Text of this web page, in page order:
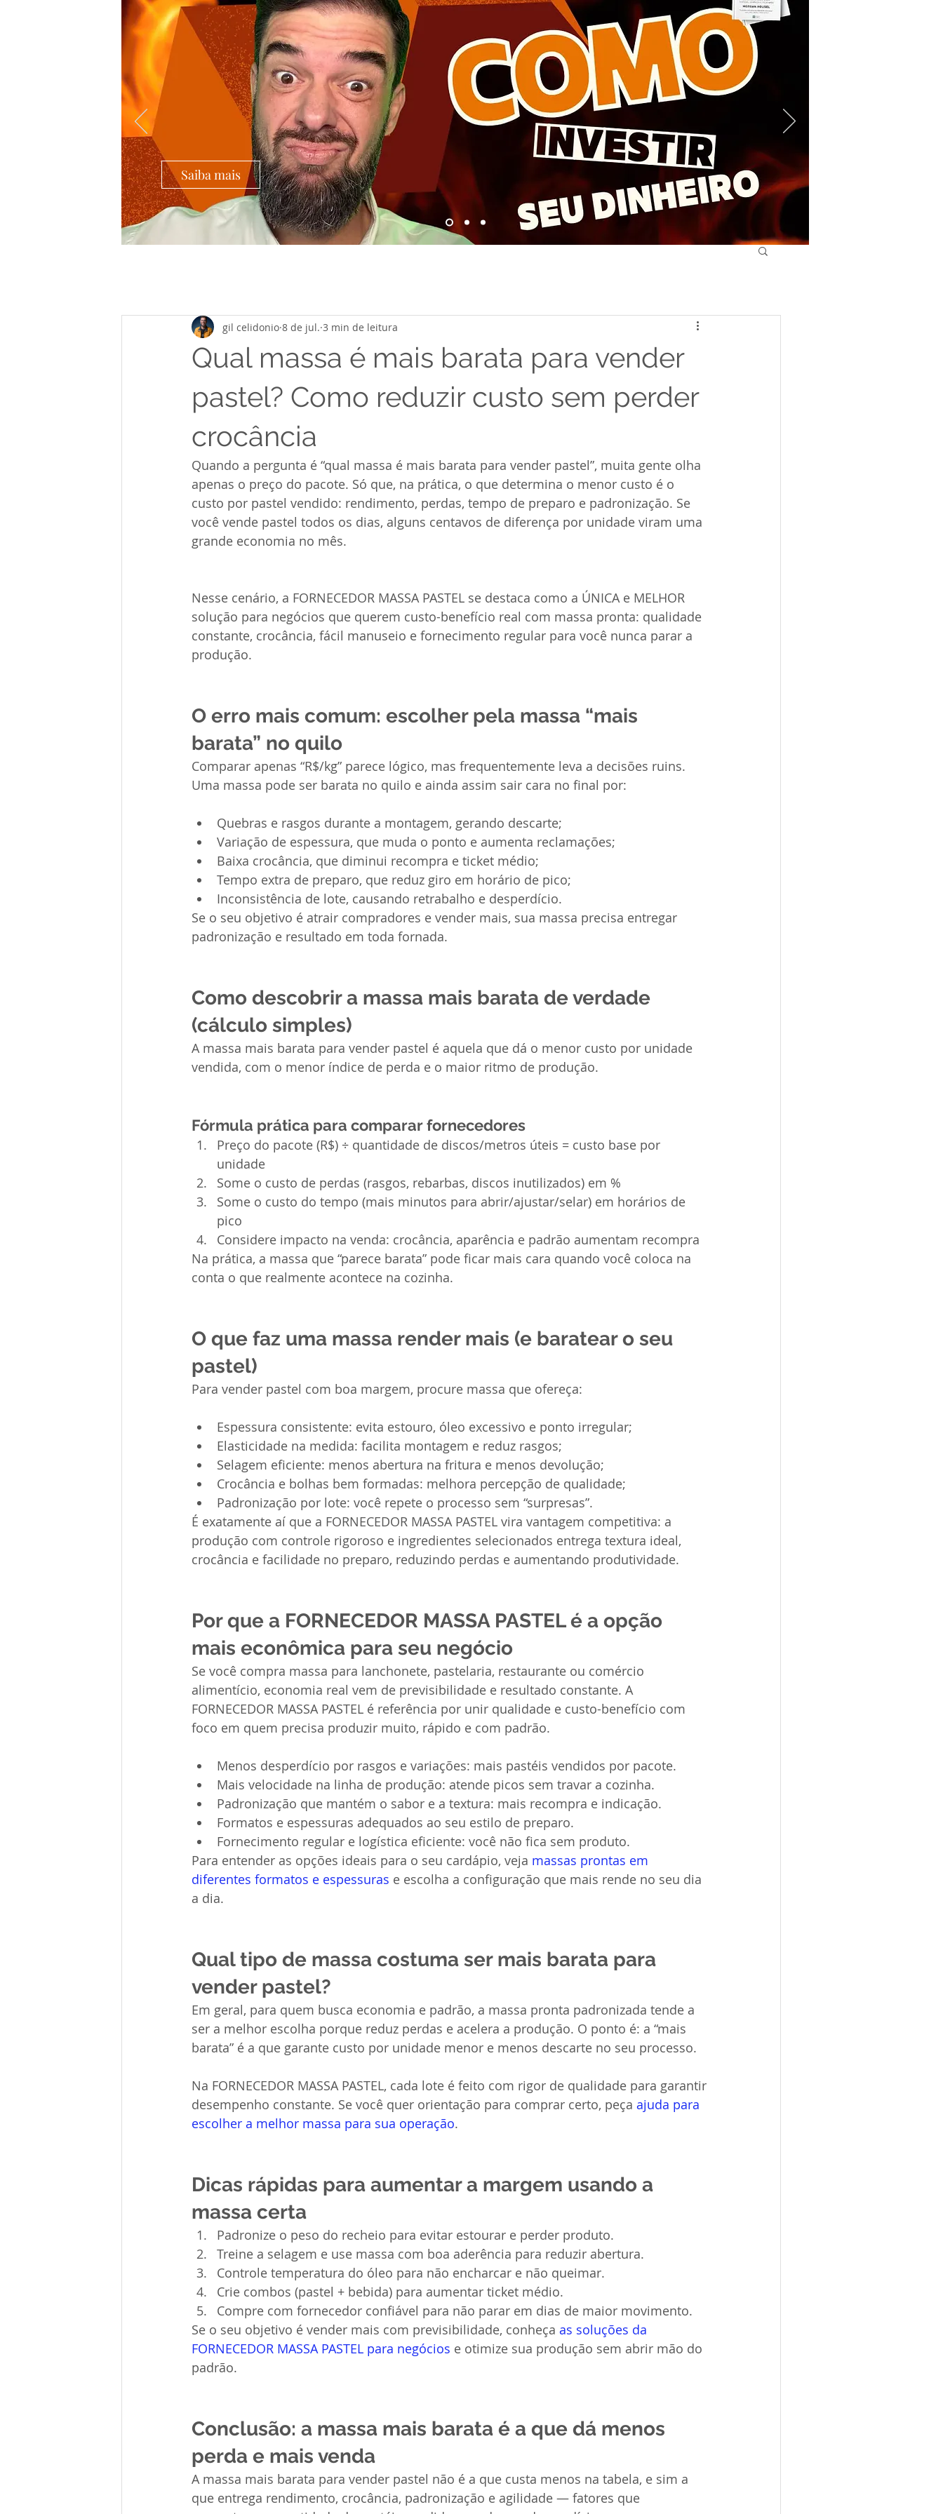
Saiba mais
Qual massa é mais barata para vender
pastel? Como reduzir custo sem perder
crocância
gil celidonio 8 de jul. 3 min de leitura
Quando a pergunta é “qual massa é mais barata para vender pastel”, muita gente olha
apenas o preço do pacote. Só que, na prática, o que determina o menor custo é o
custo por pastel vendido: rendimento, perdas, tempo de preparo e padronização. Se
você vende pastel todos os dias, alguns centavos de diferença por unidade viram uma
grande economia no mês.
Nesse cenário, a FORNECEDOR MASSA PASTEL se destaca como a ÚNICA e MELHOR
solução para negócios que querem custo-benefício real com massa pronta: qualidade
constante, crocância, fácil manuseio e fornecimento regular para você nunca parar a
produção.
O erro mais comum: escolher pela massa “mais
barata” no quilo
Comparar apenas “R$/kg” parece lógico, mas frequentemente leva a decisões ruins.
Uma massa pode ser barata no quilo e ainda assim sair cara no final por:
Quebras e rasgos durante a montagem, gerando descarte;
Variação de espessura, que muda o ponto e aumenta reclamações;
Baixa crocância, que diminui recompra e ticket médio;
Tempo extra de preparo, que reduz giro em horário de pico;
Inconsistência de lote, causando retrabalho e desperdício.
Se o seu objetivo é atrair compradores e vender mais, sua massa precisa entregar
padronização e resultado em toda fornada.
Como descobrir a massa mais barata de verdade
(cálculo simples)
A massa mais barata para vender pastel é aquela que dá o menor custo por unidade
vendida, com o menor índice de perda e o maior ritmo de produção.
Fórmula prática para comparar fornecedores
Preço do pacote (R$) ÷ quantidade de discos/metros úteis = custo base por
unidade
Some o custo de perdas (rasgos, rebarbas, discos inutilizados) em %
Some o custo do tempo (mais minutos para abrir/ajustar/selar) em horários de
pico
Considere impacto na venda: crocância, aparência e padrão aumentam recompra
Na prática, a massa que “parece barata” pode ficar mais cara quando você coloca na
conta o que realmente acontece na cozinha.
O que faz uma massa render mais (e baratear o seu
pastel)
Para vender pastel com boa margem, procure massa que ofereça:
Espessura consistente: evita estouro, óleo excessivo e ponto irregular;
Elasticidade na medida: facilita montagem e reduz rasgos;
Selagem eficiente: menos abertura na fritura e menos devolução;
Crocância e bolhas bem formadas: melhora percepção de qualidade;
Padronização por lote: você repete o processo sem “surpresas”.
É exatamente aí que a FORNECEDOR MASSA PASTEL vira vantagem competitiva: a
produção com controle rigoroso e ingredientes selecionados entrega textura ideal,
crocância e facilidade no preparo, reduzindo perdas e aumentando produtividade.
Por que a FORNECEDOR MASSA PASTEL é a opção
mais econômica para seu negócio
Se você compra massa para lanchonete, pastelaria, restaurante ou comércio
alimentício, economia real vem de previsibilidade e resultado constante. A
FORNECEDOR MASSA PASTEL é referência por unir qualidade e custo-benefício com
foco em quem precisa produzir muito, rápido e com padrão.
Menos desperdício por rasgos e variações: mais pastéis vendidos por pacote.
Mais velocidade na linha de produção: atende picos sem travar a cozinha.
Padronização que mantém o sabor e a textura: mais recompra e indicação.
Formatos e espessuras adequados ao seu estilo de preparo.
Fornecimento regular e logística eficiente: você não fica sem produto.
Para entender as opções ideais para o seu cardápio, veja massas prontas em
diferentes formatos e espessuras e escolha a configuração que mais rende no seu dia
a dia.
Qual tipo de massa costuma ser mais barata para
vender pastel?
Em geral, para quem busca economia e padrão, a massa pronta padronizada tende a
ser a melhor escolha porque reduz perdas e acelera a produção. O ponto é: a “mais
barata” é a que garante custo por unidade menor e menos descarte no seu processo.
Na FORNECEDOR MASSA PASTEL, cada lote é feito com rigor de qualidade para garantir
desempenho constante. Se você quer orientação para comprar certo, peça ajuda para
escolher a melhor massa para sua operação.
Dicas rápidas para aumentar a margem usando a
massa certa
Padronize o peso do recheio para evitar estourar e perder produto.
Treine a selagem e use massa com boa aderência para reduzir abertura.
Controle temperatura do óleo para não encharcar e não queimar.
Crie combos (pastel + bebida) para aumentar ticket médio.
Compre com fornecedor confiável para não parar em dias de maior movimento.
Se o seu objetivo é vender mais com previsibilidade, conheça as soluções da
FORNECEDOR MASSA PASTEL para negócios e otimize sua produção sem abrir mão do
padrão.
Conclusão: a massa mais barata é a que dá menos
perda e mais venda
A massa mais barata para vender pastel não é a que custa menos na tabela, e sim a
que entrega rendimento, crocância, padronização e agilidade — fatores que